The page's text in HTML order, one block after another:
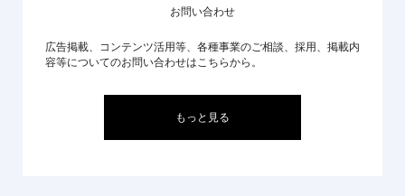
お問い合わせ
広告掲載、コンテンツ活用等、各種事業のご相談、採用、掲載内
容等についてのお問い合わせはこちらから。
もっと見る